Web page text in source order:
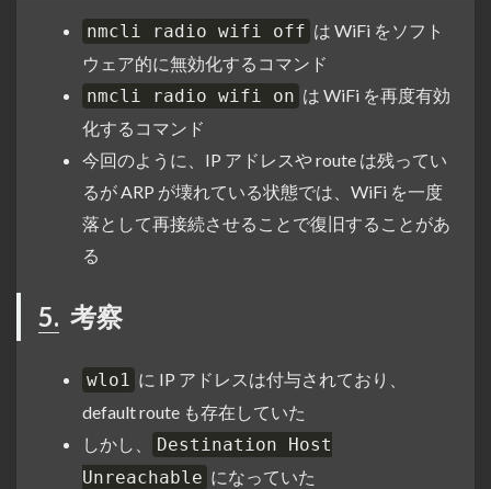
nmcli radio wifi off は WiFi をソフト
ウェア的に無効化するコマンド
nmcli radio wifi on は WiFi を再度有効
化するコマンド
今回のように、IP アドレスや route は残ってい
るが ARP が壊れている状態では、WiFi を一度
落として再接続させることで復旧することがあ
る
5. 考察
wlo1 に IP アドレスは付与されており、
default route も存在していた
しかし、
Destination Host
Unreachable になっていた